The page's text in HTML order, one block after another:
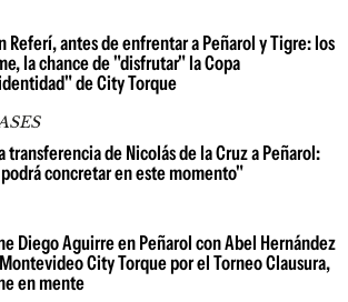
Referí, antes de enfrentar a Peñarol y Tigre: los
la chance de "disfrutar" la Copa
de City Torque
transferencia de Nicolás de la Cruz a Peñarol:
concretar en este momento"
Diego Aguirre en Peñarol con Abel Hernández
City Torque por el Torneo Clausura,
en mente